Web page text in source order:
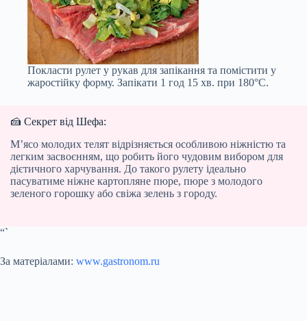
Покласти рулет у рукав для запікання та помістити у
жаростійку форму. Запікати 1 год 15 хв. при 180°С.
🍰 Секрет від Шефа:
М’ясо молодих телят відрізняється особливою ніжністю та
легким засвоєнням, що робить його чудовим вибором для
дієтичного харчування. До такого рулету ідеально
пасуватиме ніжне картопляне пюре, пюре з молодого
зеленого горошку або свіжа зелень з городу.
“`
За матеріалами: www.gastronom.ru